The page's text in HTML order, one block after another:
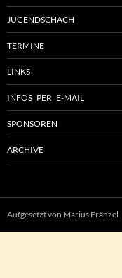
JUGENDSCHACH
TERMINE
LINKS
INFOS PER E-MAIL
SPONSOREN
ARCHIVE
Aufgesetzt von Marius Fränzel